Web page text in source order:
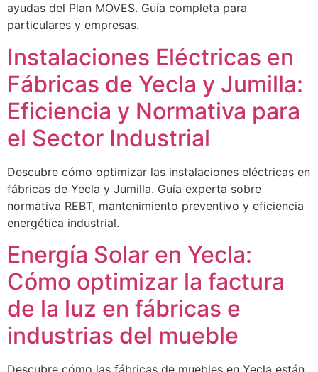
ayudas del Plan MOVES. Guía completa para
particulares y empresas.
Instalaciones Eléctricas en
Fábricas de Yecla y Jumilla:
Eficiencia y Normativa para
el Sector Industrial
Descubre cómo optimizar las instalaciones eléctricas en
fábricas de Yecla y Jumilla. Guía experta sobre
normativa REBT, mantenimiento preventivo y eficiencia
energética industrial.
Energía Solar en Yecla:
Cómo optimizar la factura
de la luz en fábricas e
industrias del mueble